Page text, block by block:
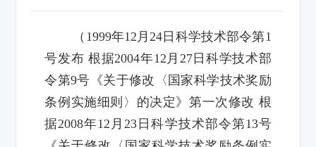
（1999年12月24日科学技术部令第1
号发布 根据2004年12月27日科学技术部
令第9号《关于修改〈国家科学技术奖励
条例实施细则〉的决定》第一次修改 根
据2008年12月23日科学技术部令第13号